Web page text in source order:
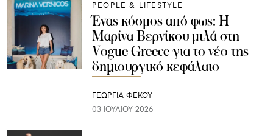
PEOPLE & LIFESTYLE
Ένας κόσμος από φως: Η
Μαρίνα Βερνίκου μιλά στη
Vogue Greece για το νέο της
δημιουργικό κεφάλαιο
ΓΕΩΡΓΙΑ ΦΕΚΟΥ
03 ΙΟΥΛΊΟΥ 2026